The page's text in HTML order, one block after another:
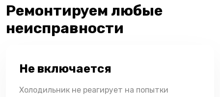
Ремонтируем любые
неисправности
Не включается
Холодильник не реагирует на попытки